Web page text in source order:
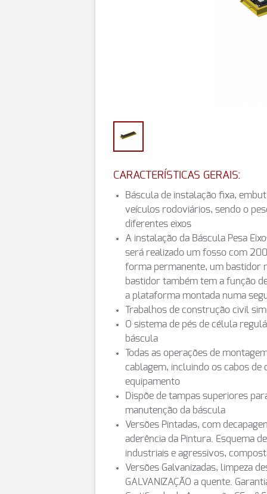
CARACTERÍSTICAS GERAIS:
Báscula de instalação fixa,
veículos rodoviários, sendo o
diferentes eixos
A instalação da Báscula Pesa
será realizado um fosso com
forma permanente, um bastidor
bastidor também tem a função
a plataforma montada numa
Trabalhos de construção civil
O sistema de pés de célula
báscula
Todas as operações de
cablagem, incluindo os cabos
equipamento
Dispõe de tampas superiores
manutenção da báscula
Versões Pintadas, com
aderência da Pintura. Esquema
industriais e agressivos,
Versões Galvanizadas, limpeza
GALVANIZAÇÃO a quente.